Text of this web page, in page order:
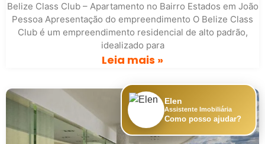
Belize Class Club – Apartamento no Bairro Estados em João
Pessoa Apresentação do empreendimento O Belize Class
Club é um empreendimento residencial de alto padrão,
idealizado para
Leia mais »
Elen
Assistente Imobiliária
Como posso ajudar?